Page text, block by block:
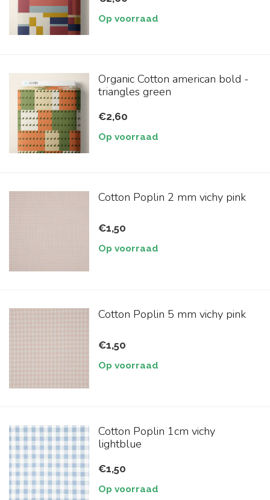
Op voorraad
Organic Cotton american bold -
triangles green
€2,60
Op voorraad
Cotton Poplin 2 mm vichy pink
€1,50
Op voorraad
Cotton Poplin 5 mm vichy pink
€1,50
Op voorraad
Cotton Poplin 1cm vichy
lightblue
€1,50
Op voorraad